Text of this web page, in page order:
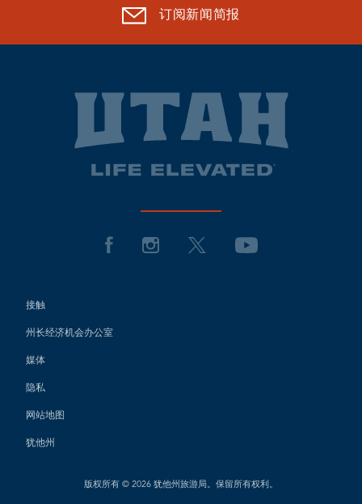
订阅新闻简报
接触
州长经济机会办公室
媒体
隐私
网站地图
犹他州
版权所有 © 2026 犹他州旅游局。保留所有权利。